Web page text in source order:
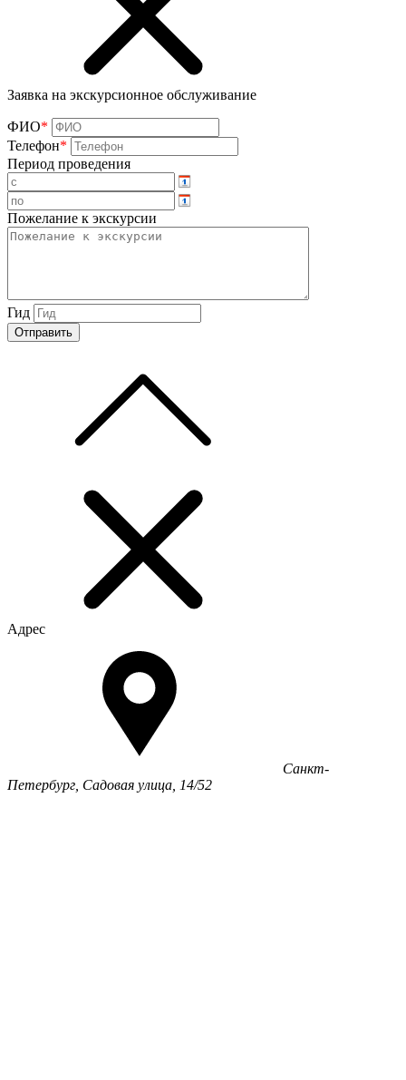
Заявка на экскурсионное обслуживание
ФИО*
Телефон*
Период проведения
Пожелание к экскурсии
Гид
Адрес
Санкт-
Петербург, Садовая улица, 14/52